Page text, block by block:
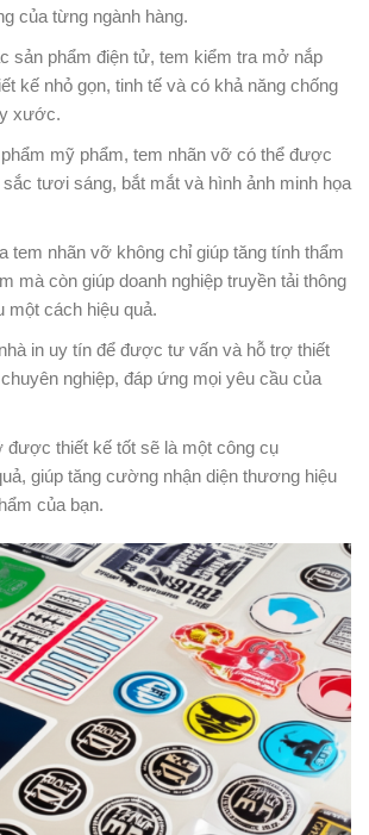
của từng ngành hàng.
sản phẩm điện tử, tem kiểm tra mở nắp
kế nhỏ gọn, tinh tế và có khả năng chống
xước.
mỹ phẩm, tem nhãn vỡ có thể được
tươi sáng, bắt mắt và hình ảnh minh họa
tem nhãn vỡ không chỉ giúp tăng tính thẩm
mà còn giúp doanh nghiệp truyền tải thông
một cách hiệu quả.
in uy tín để được tư vấn và hỗ trợ thiết
nghiệp, đáp ứng mọi yêu cầu của
được thiết kế tốt sẽ là một công cụ
giúp tăng cường nhận diện thương hiệu
của bạn.